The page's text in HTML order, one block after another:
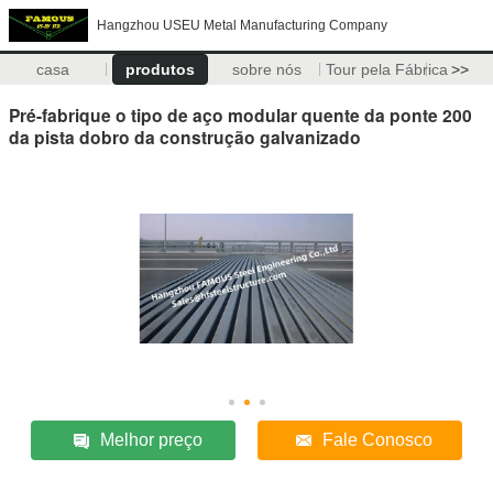
Hangzhou USEU Metal Manufacturing Company
casa produtos sobre nós Tour pela Fábrica >>
Pré-fabrique o tipo de aço modular quente da ponte 200
da pista dobro da construção galvanizado
Melhor preço Fale Conosco